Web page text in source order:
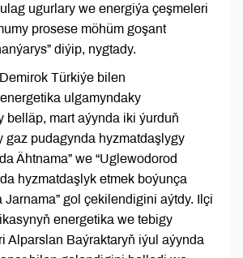
ugurlary we energiýa çeşmeleri
prosese möhüm goşant
diýip, nygtady.
Türkiýe bilen
ulgamyndaky
belläp, mart aýynda iki ýurduň
gaz pudagynda hyzmatdaşlygy
Ähtnama” we “Uglewodorod
hyzmatdaşlyk etmek boýunça
Jarnama” gol çekilendigini aýtdy. Ilçi
energetika we tebigy
Alparslan Baýraktaryň iýul aýynda